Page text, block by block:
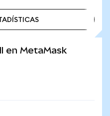
en MetaMask